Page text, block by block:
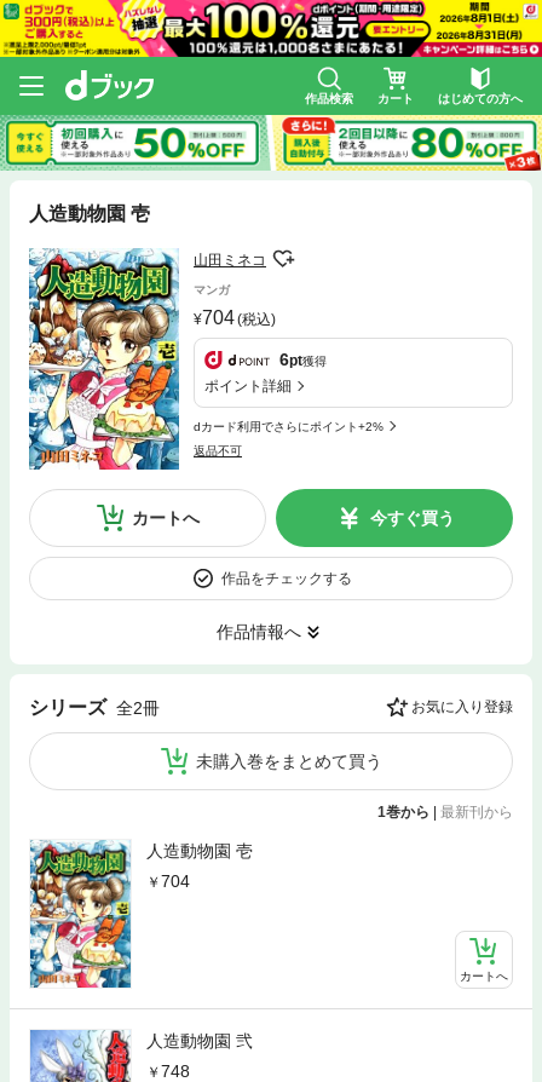
作品検索 カート はじめての方へ
人造動物園 壱
山田ミネコ
マンガ
704(税込)
6pt獲得
ポイント詳細
dカード利用でさらにポイント+2%
返品不可
カートへ 今すぐ買う
作品をチェックする
作品情報へ
シリーズ 全2冊 お気に入り登録
未購入巻をまとめて買う
1巻から | 最新刊から
人造動物園 壱
704
カートへ
人造動物園 弐
748